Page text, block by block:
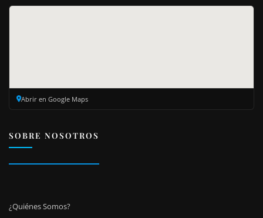
Abrir en Google Maps
SOBRE NOSOTROS
¿Quiénes Somos?